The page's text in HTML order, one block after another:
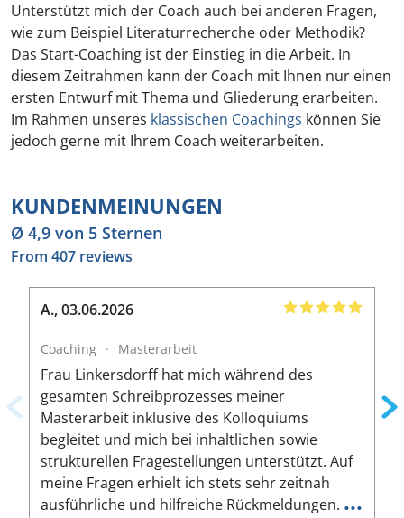
Unterstützt mich der Coach auch bei anderen Fragen,
wie zum Beispiel Literaturrecherche oder Methodik?
Das Start-Coaching ist der Einstieg in die Arbeit. In
diesem Zeitrahmen kann der Coach mit Ihnen nur einen
ersten Entwurf mit Thema und Gliederung erarbeiten.
Im Rahmen unseres klassischen Coachings können Sie
jedoch gerne mit Ihrem Coach weiterarbeiten.
KUNDENMEINUNGEN
Ø 4,9 von 5 Sternen
From 407 reviews
A.,03.06.2026
Coaching · Masterarbeit
Frau Linkersdorff hat mich während des
gesamten Schreibprozesses meiner
Masterarbeit inklusive des Kolloquiums
begleitet und mich bei inhaltlichen sowie
strukturellen Fragestellungen unterstützt. Auf
meine Fragen erhielt ich stets sehr zeitnah
ausführliche und hilfreiche Rückmeldungen. ...